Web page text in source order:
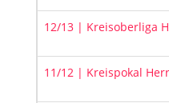
12/13 | Kreisoberliga
11/12 | Kreispokal